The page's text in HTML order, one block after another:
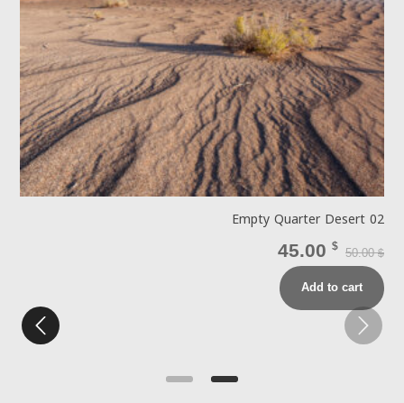
Empty Quarter Desert 02
50.00$
45.00 $
Add to cart